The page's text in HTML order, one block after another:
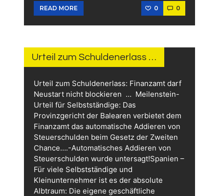
READ MORE 0 0
Urteil zum Schuldenerlass …
Urteil zum Schuldenerlass: Finanzamt darf
Neustart nicht blockieren … Meilenstein-
Urteil für Selbstständige: Das
Provinzgericht der Balearen verbietet dem
Finanzamt das automatische Addieren von
Steuerschulden beim Gesetz der Zweiten
Chance….-Automatisches Addieren von
Steuerschulden wurde untersagt!Spanien –
Für viele Selbstständige und
Kleinunternehmer ist es der absolute
Albtraum: Die eigene geschäftliche